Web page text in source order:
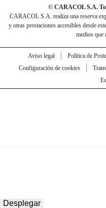
© CARACOL S.A.
CARACOL S.A. realiza una reserva
y otras prestaciones accesibles desde
medios que
Aviso legal Política de
Configuración de cookies
Desplegar